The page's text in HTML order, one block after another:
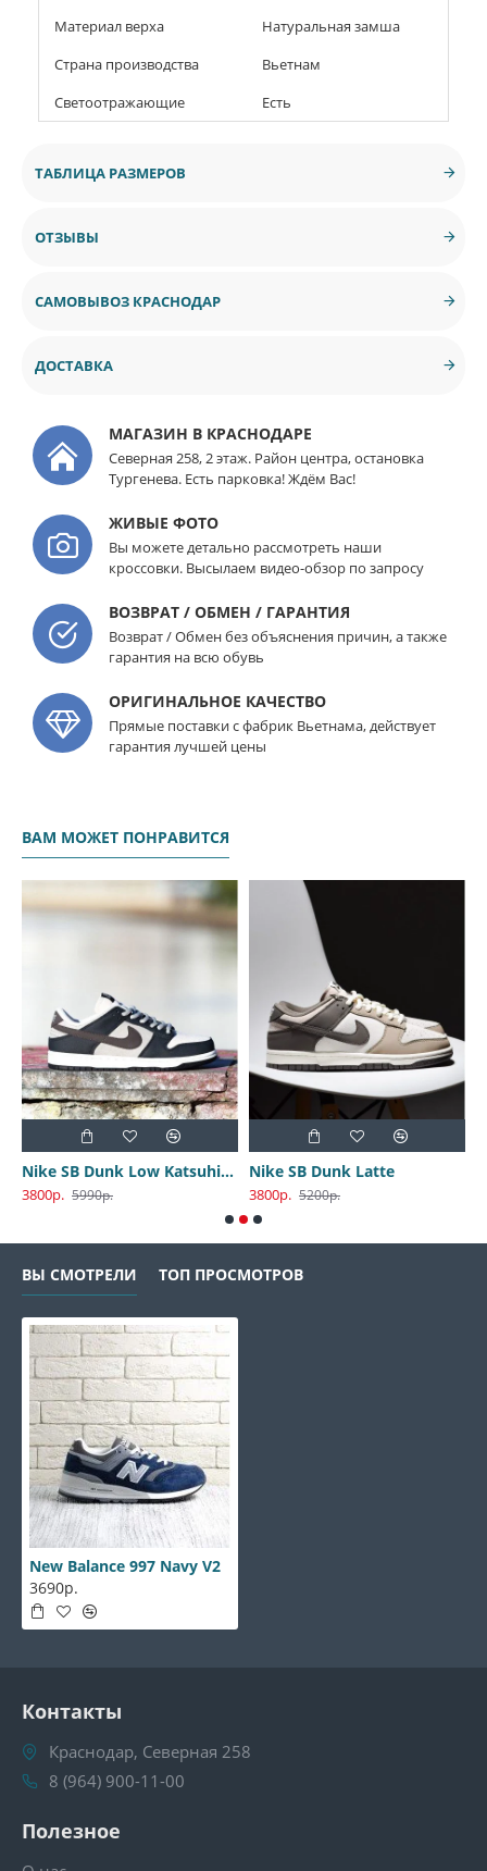
Материал верха
Натуральная замша
Страна производства
Вьетнам
Светоотражающие
Есть
ТАБЛИЦА РАЗМЕРОВ
ОТЗЫВЫ
САМОВЫВОЗ КРАСНОДАР
ДОСТАВКА
МАГАЗИН В КРАСНОДАРЕ
Северная 258, 2 этаж. Район центра, остановка
Тургенева. Есть парковка! Ждём Вас!
ЖИВЫЕ ФОТО
Вы можете детально рассмотреть наши
кроссовки. Высылаем видео-обзор по запросу
ВОЗВРАТ / ОБМЕН / ГАРАНТИЯ
Возврат / Обмен без объяснения причин, а также
гарантия на всю обувь
ОРИГИНАЛЬНОЕ КАЧЕСТВО
Прямые поставки с фабрик Вьетнама, действует
гарантия лучшей цены
ВАМ МОЖЕТ ПОНРАВИТСЯ
Nike SB Dunk Low Katsuhiro Otomo
3800р. 5990р.
Nike SB Dunk Latte
3800р. 5200р.
ВЫ СМОТРЕЛИ ТОП ПРОСМОТРОВ
New Balance 997 Navy V2
3690р.
Контакты
Краснодар, Северная 258
8 (964) 900-11-00
Полезное